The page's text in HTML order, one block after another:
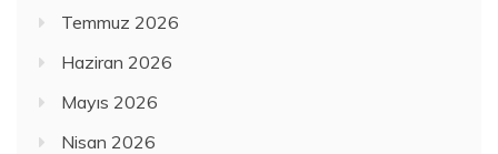
Temmuz 2026
Haziran 2026
Mayıs 2026
Nisan 2026